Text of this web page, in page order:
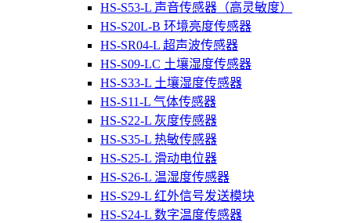
HS-S53-L 声音传感器（高灵敏度）
HS-S20L-B 环境亮度传感器
HS-SR04-L 超声波传感器
HS-S09-LC 土壤湿度传感器
HS-S33-L 土壤湿度传感器
HS-S11-L 气体传感器
HS-S22-L 灰度传感器
HS-S35-L 热敏传感器
HS-S25-L 滑动电位器
HS-S26-L 温湿度传感器
HS-S29-L 红外信号发送模块
HS-S24-L 数字温度传感器